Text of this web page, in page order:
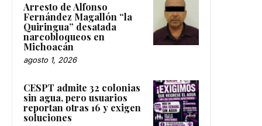
Arresto de Alfonso
Fernández Magallón “la
Quiringua” desatada
narcobloqueos en
Michoacán
agosto 1, 2026
CESPT admite 32 colonias
sin agua, pero usuarios
reportan otras 16 y exigen
soluciones